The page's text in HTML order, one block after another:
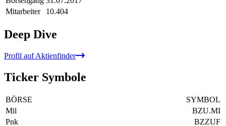
Mitarbeiter
10.404
Deep Dive
Profil auf Aktienfinder
Ticker Symbole
BÖRSE
SYMBOL
Mil
BZU.MI
Pnk
BZZUF